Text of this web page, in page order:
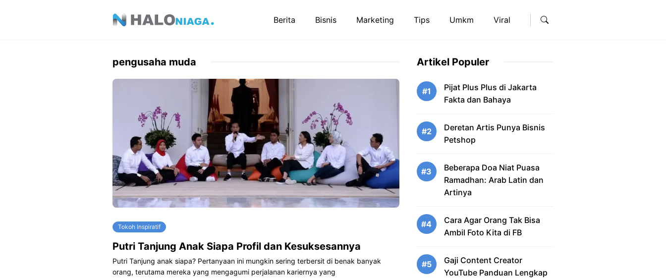
Berita Bisnis Marketing Tips Umkm Viral
pengusaha muda
Tokoh Inspiratif
Putri Tanjung Anak Siapa Profil dan Kesuksesannya
Putri Tanjung anak siapa? Pertanyaan ini mungkin sering terbersit di benak banyak
orang, terutama mereka yang mengagumi perjalanan kariernya yang
Artikel Populer
#1
Pijat Plus Plus di Jakarta
Fakta dan Bahaya
#2
Deretan Artis Punya Bisnis
Petshop
#3
Beberapa Doa Niat Puasa
Ramadhan: Arab Latin dan
Artinya
#4
Cara Agar Orang Tak Bisa
Ambil Foto Kita di FB
#5
Gaji Content Creator
YouTube Panduan Lengkap